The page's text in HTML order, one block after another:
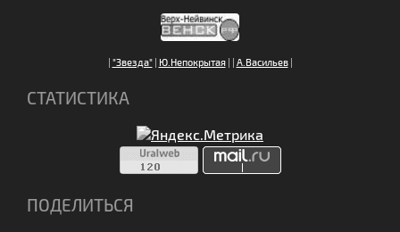
| "Звезда"| Ю.Непокрытая| | А.Васильев|
СТАТИСТИКА
ПОДЕЛИТЬСЯ